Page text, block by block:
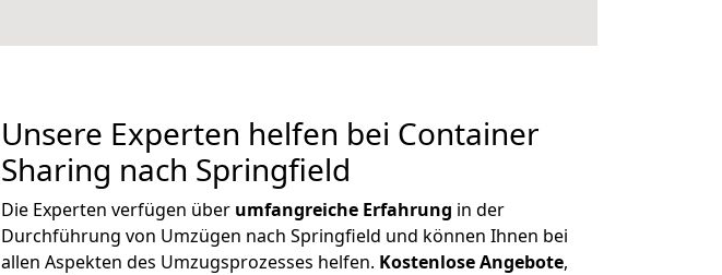
Unsere Experten helfen bei Container
Sharing nach Springfield
Die Experten verfügen über umfangreiche Erfahrung in der
Durchführung von Umzügen nach Springfield und können Ihnen bei
allen Aspekten des Umzugsprozesses helfen. Kostenlose Angebote,